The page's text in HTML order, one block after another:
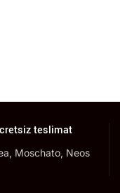
teslimat
Moschato, Neos